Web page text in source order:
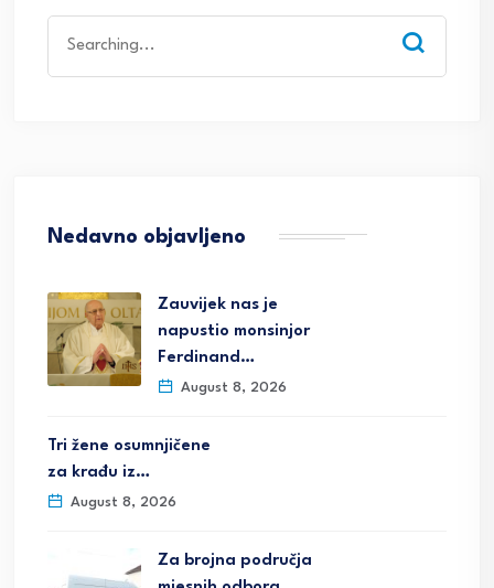
for:
Nedavno objavljeno
Zauvijek nas je
napustio monsinjor
Ferdinand…
August 8, 2026
Tri žene osumnjičene
za krađu iz…
August 8, 2026
Za brojna područja